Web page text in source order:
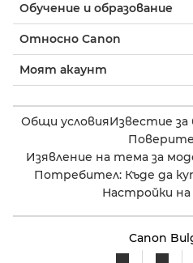
Обучение и образование
Относно Canon
Моят акаунт
Общи условияИзвестие за
Изявление на тема за
Потребител: Къде да
Настройки
Canon